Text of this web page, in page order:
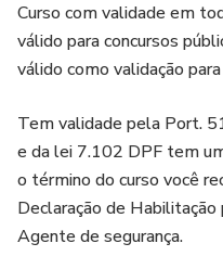
Curso com validade em
válido para concursos
válido como validação
Tem validade pela Port.
e da lei 7.102 DPF tem
o término do curso você
Declaração de Habilitação
Agente de segurança.